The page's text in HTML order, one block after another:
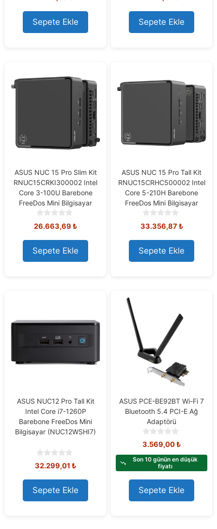
u
t
o
f
Sepete Ekle
u
t
o
f
Sepete Ekle
ASUS NUC 15 Pro Slim Kit
RNUC15CRKI300002 Intel
Core 3-100U Barebone
FreeDos Mini Bilgisayar
0
o
u
t
o
f
26.663,69 ₺
Sepete Ekle
ASUS NUC 15 Pro Tall Kit
RNUC15CRHC500002 Intel
Core 5-210H Barebone
FreeDos Mini Bilgisayar
0
o
u
t
o
f
33.356,87 ₺
Sepete Ekle
ASUS NUC12 Pro Tall Kit
Intel Core i7-1260P
Barebone FreeDos Mini
Bilgisayar (NUC12WSHI7)
0
o
u
t
o
f
32.299,01 ₺
Sepete Ekle
ASUS PCE-BE92BT Wi-Fi 7
Bluetooth 5.4 PCI-E Ağ
Adaptörü
0
o
u
5
3.569,00₺
Son 10 günün en düşük
fiyatı
Sepete Ekle